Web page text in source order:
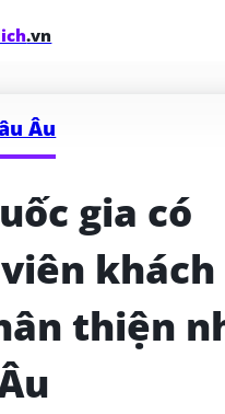
.vn
Âu
gia có
khách
thiện